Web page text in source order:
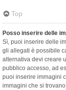
Top
Posso inserire delle
Sì, puoi inserire delle
gli allegati è possibile
alternativa devi creare
pubblico accesso, ad
puoi inserire immagini
immagini che si